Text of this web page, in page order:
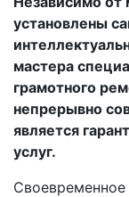
установлены
мастера
грамотного
непрерывно
является
услуг.